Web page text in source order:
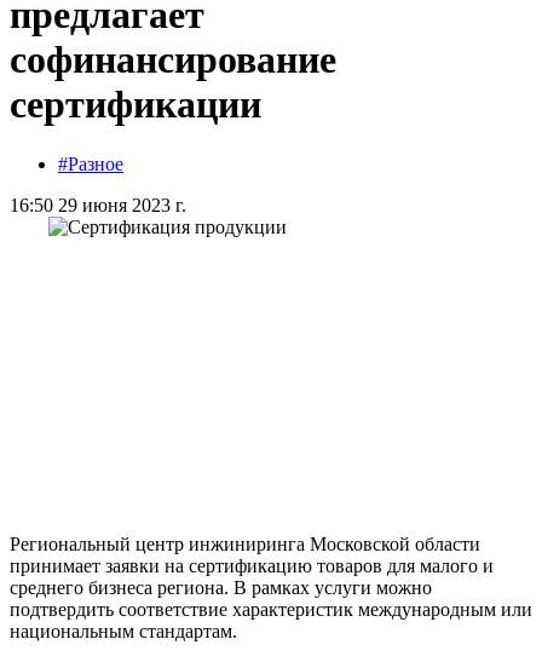
предлагает
софинансирование
сертификации
#Разное
16:50 29 июня 2023 г.
Региональный центр инжиниринга Московской области
принимает заявки на сертификацию товаров для малого и
среднего бизнеса региона. В рамках услуги можно
подтвердить соответствие характеристик международным или
национальным стандартам.